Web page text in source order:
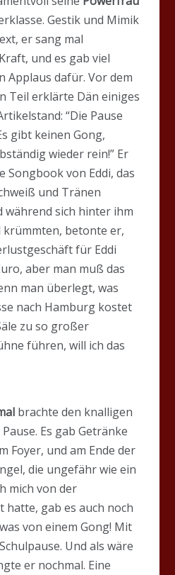
Gestik und Mimik
er sang mal
und es gab viel
Applaus dafür. Vor dem
Teil erklärte Dän einiges
“Die Pause
gibt keinen Gong,
wieder rein!” Er
Songbook von Eddi, das
und Tränen
während sich hinter ihm
krümmten, betonte er,
für Eddi
aber man muß das
man überlegt, was
nach Hamburg kostet
zu so großer
führen, will ich das
brachte den knalligen
Es gab Getränke
Foyer, und am Ende der
die ungefähr wie ein
mich von der
gab es auch noch
von einem Gong! Mit
Und als wäre
er nochmal. Eine